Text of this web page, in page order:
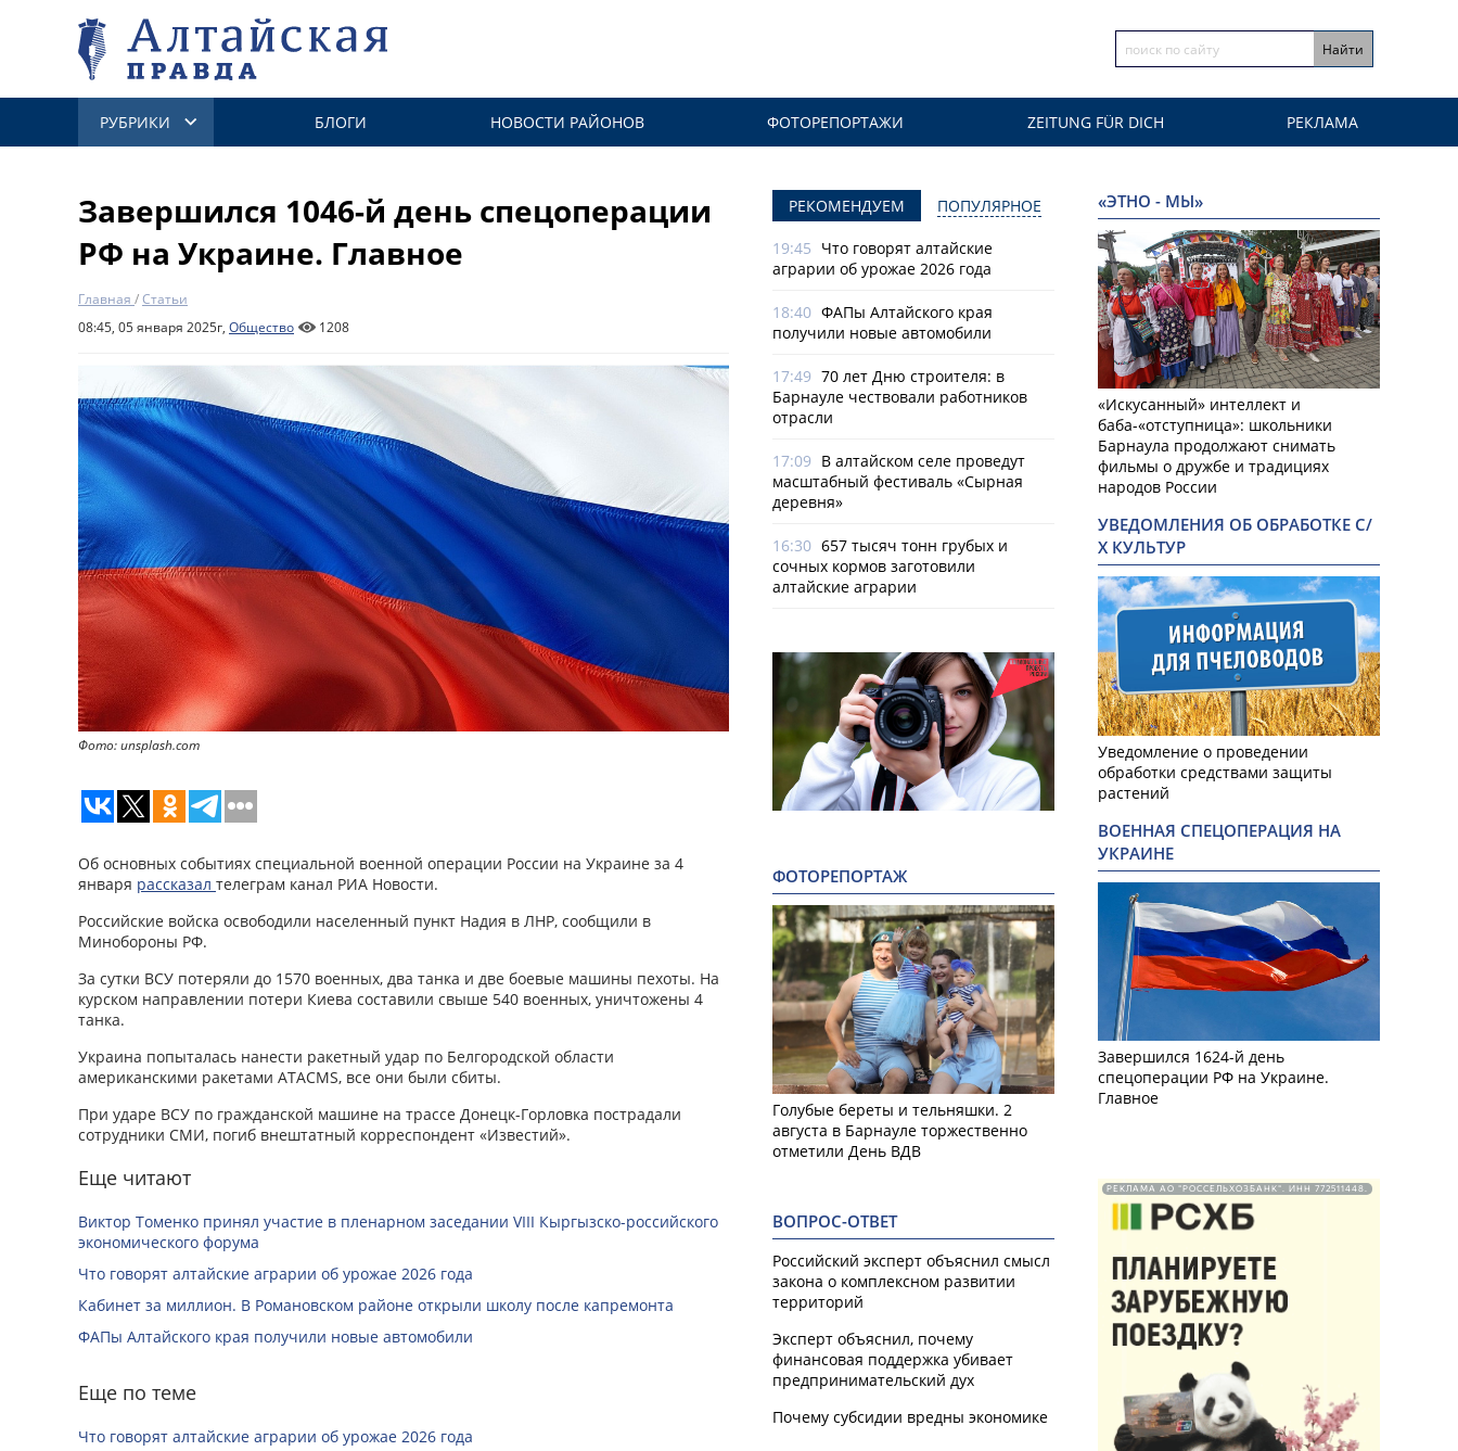
РУБРИКИ БЛОГИ НОВОСТИ РАЙОНОВ ФОТОРЕПОРТАЖИ ZEITUNG FÜR DICH РЕКЛАМА
Завершился 1046-й день спецоперации
РФ на Украине. Главное
Главная /Статьи
08:45, 05 января 2025г, Общество 1208
Фото: unsplash.com
Об основных событиях специальной военной операции России на Украине за 4
января рассказал телеграм канал РИА Новости.
Российские войска освободили населенный пункт Надия в ЛНР, сообщили в
Минобороны РФ.
За сутки ВСУ потеряли до 1570 военных, два танка и две боевые машины пехоты. На
курском направлении потери Киева составили свыше 540 военных, уничтожены 4
танка.
Украина попыталась нанести ракетный удар по Белгородской области
американскими ракетами ATACMS, все они были сбиты.
При ударе ВСУ по гражданской машине на трассе Донецк-Горловка пострадали
сотрудники СМИ, погиб внештатный корреспондент «Известий».
Еще читают
Виктор Томенко принял участие в пленарном заседании VIII Кыргызско-российского
экономического форума
Что говорят алтайские аграрии об урожае 2026 года
Кабинет за миллион. В Романовском районе открыли школу после капремонта
ФАПы Алтайского края получили новые автомобили
Еще по теме
Что говорят алтайские аграрии об урожае 2026 года
РЕКОМЕНДУЕМ ПОПУЛЯРНОЕ
19:45 Что говорят алтайские
аграрии об урожае 2026 года
18:40 ФАПы Алтайского края
получили новые автомобили
17:49 70 лет Дню строителя: в
Барнауле чествовали работников
отрасли
17:09 В алтайском селе проведут
масштабный фестиваль «Сырная
деревня»
16:30 657 тысяч тонн грубых и
сочных кормов заготовили
алтайские аграрии
ФОТОРЕПОРТАЖ
Голубые береты и тельняшки. 2
августа в Барнауле торжественно
отметили День ВДВ
ВОПРОС-ОТВЕТ
Российский эксперт объяснил смысл
закона о комплексном развитии
территорий
Эксперт объяснил, почему
финансовая поддержка убивает
предпринимательский дух
Почему субсидии вредны экономике
«ЭТНО - МЫ»
«Искусанный» интеллект и
баба-«отступница»: школьники
Барнаула продолжают снимать
фильмы о дружбе и традициях
народов России
УВЕДОМЛЕНИЯ ОБ ОБРАБОТКЕ С/
Х КУЛЬТУР
Уведомление о проведении
обработки средствами защиты
растений
ВОЕННАЯ СПЕЦОПЕРАЦИЯ НА
УКРАИНЕ
Завершился 1624-й день
спецоперации РФ на Украине.
Главное
РЕКЛАМА АО "РОССЕЛЬХОЗБАНК". ИНН 772511448.